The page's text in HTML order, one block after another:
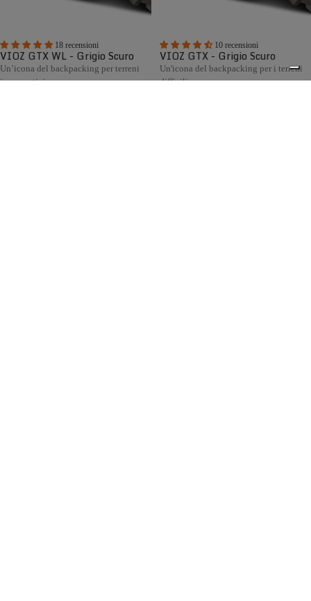
18 recensioni
VIOZ GTX WL - Grigio Scuro
Un’icona del backpacking per terreni
impegnativi
10 recensioni
VIOZ GTX - Grigio Scuro
Un'icona del backpacking per i terreni
difficili